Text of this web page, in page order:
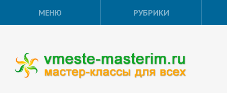
МЕНЮ РУБРИКИ